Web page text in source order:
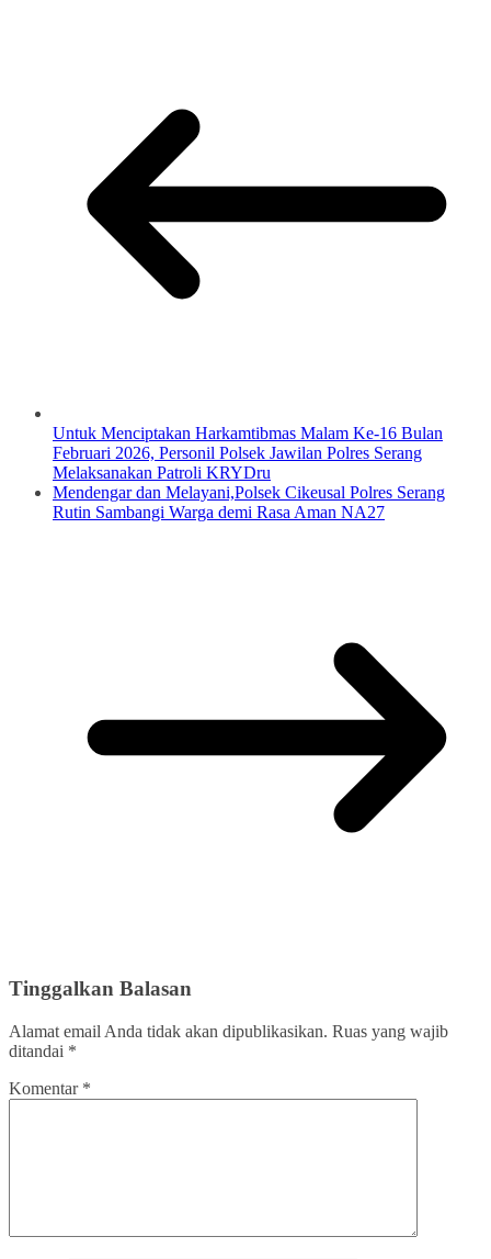
Untuk Menciptakan Harkamtibmas Malam Ke-16 Bulan
Februari 2026, Personil Polsek Jawilan Polres Serang
Melaksanakan Patroli KRYDru
Mendengar dan Melayani,Polsek Cikeusal Polres Serang
Rutin Sambangi Warga demi Rasa Aman NA27
Tinggalkan Balasan
Alamat email Anda tidak akan dipublikasikan. Ruas yang wajib
ditandai *
Komentar *